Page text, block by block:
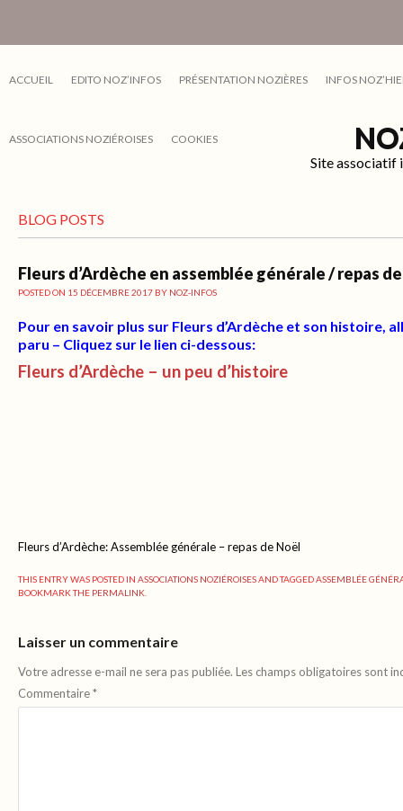
ACCUEIL EDITO NOZ’INFOS PRÉSENTATION NOZIÈRES INFOS
ASSOCIATIONS NOZIÉROISES COOKIES
Site associatif
BLOG POSTS
Fleurs d’Ardèche en assemblée générale / repas
POSTED ON 15 DÉCEMBRE 2017 BY NOZ-INFOS
Pour en savoir plus sur Fleurs d’Ardèche et son histoire,
paru – Cliquez sur le lien ci-dessous:
Fleurs d’Ardèche – un peu d’histoire
Fleurs d’Ardèche: Assemblée générale – repas de Noël
THIS ENTRY WAS POSTED IN ASSOCIATIONS NOZIÉROISESAND TAGGEDASSEMBLÉE
BOOKMARK THE PERMALINK
Laisser un commentaire
Votre adresse e-mail ne sera pas publiée. Les champs obligatoires sont
Commentaire*